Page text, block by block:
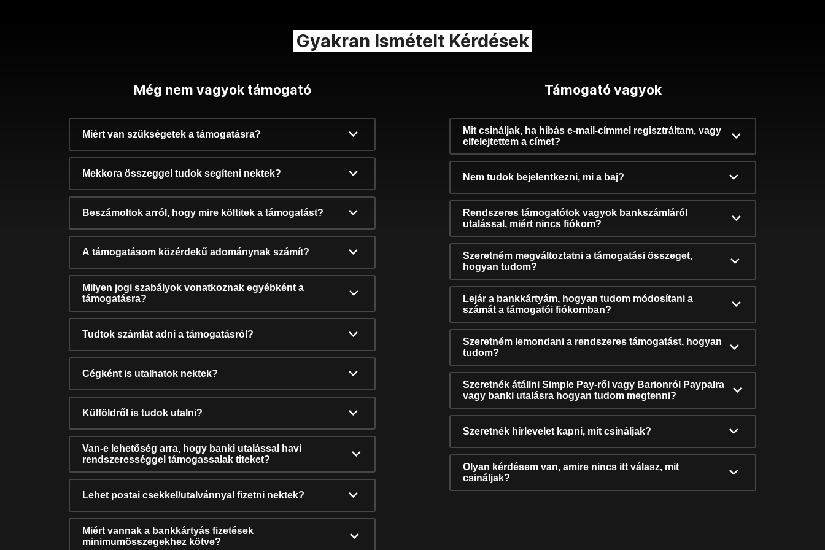
Gyakran Ismételt Kérdések
Még nem vagyok támogató
Miért van szükségetek a támogatásra?
Mekkora összeggel tudok segíteni nektek?
Beszámoltok arról, hogy mire költitek a támogatást?
A támogatásom közérdekű adománynak számít?
Milyen jogi szabályok vonatkoznak egyébként a
támogatásra?
Tudtok számlát adni a támogatásról?
Cégként is utalhatok nektek?
Külföldről is tudok utalni?
Van-e lehetőség arra, hogy banki utalással havi
rendszerességgel támogassalak titeket?
Lehet postai csekkel/utalvánnyal fizetni nektek?
Miért vannak a bankkártyás fizetések
minimumösszegekhez kötve?
Támogató vagyok
Mit csináljak, ha hibás e-mail-címmel regisztráltam, vagy
elfelejtettem a címet?
Nem tudok bejelentkezni, mi a baj?
Rendszeres támogatótok vagyok bankszámláról
utalással, miért nincs fiókom?
Szeretném megváltoztatni a támogatási összeget,
hogyan tudom?
Lejár a bankkártyám, hogyan tudom módosítani a
számát a támogatói fiókomban?
Szeretném lemondani a rendszeres támogatást, hogyan
tudom?
Szeretnék átállni Simple Pay-ről vagy Barionról Paypalra
vagy banki utalásra hogyan tudom megtenni?
Szeretnék hírlevelet kapni, mit csináljak?
Olyan kérdésem van, amire nincs itt válasz, mit
csináljak?